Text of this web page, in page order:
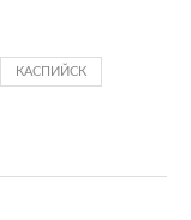
КАСПИЙСК